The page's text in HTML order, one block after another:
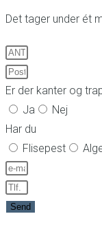
Det tager under ét
Er der kanter og
Ja
Nej
Har du
Flisepest
Send